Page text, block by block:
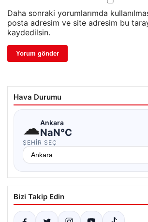
Daha sonraki yorumlarımda
posta adresim ve site adresim bu
kaydedilsin.
Hava Durumu
☁Ankara
NaN°C
ŞEHIR SEÇ
Bizi Takip Edin